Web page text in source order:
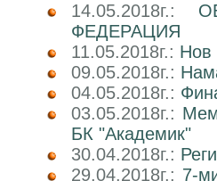
14.05.2018г.:
ФЕДЕРАЦИЯ
11.05.2018г.: Нов
09.05.2018г.:
04.05.2018г.:
03.05.2018г.:
БК "Академик"
30.04.2018г.:
29.04.2018г.: 7-